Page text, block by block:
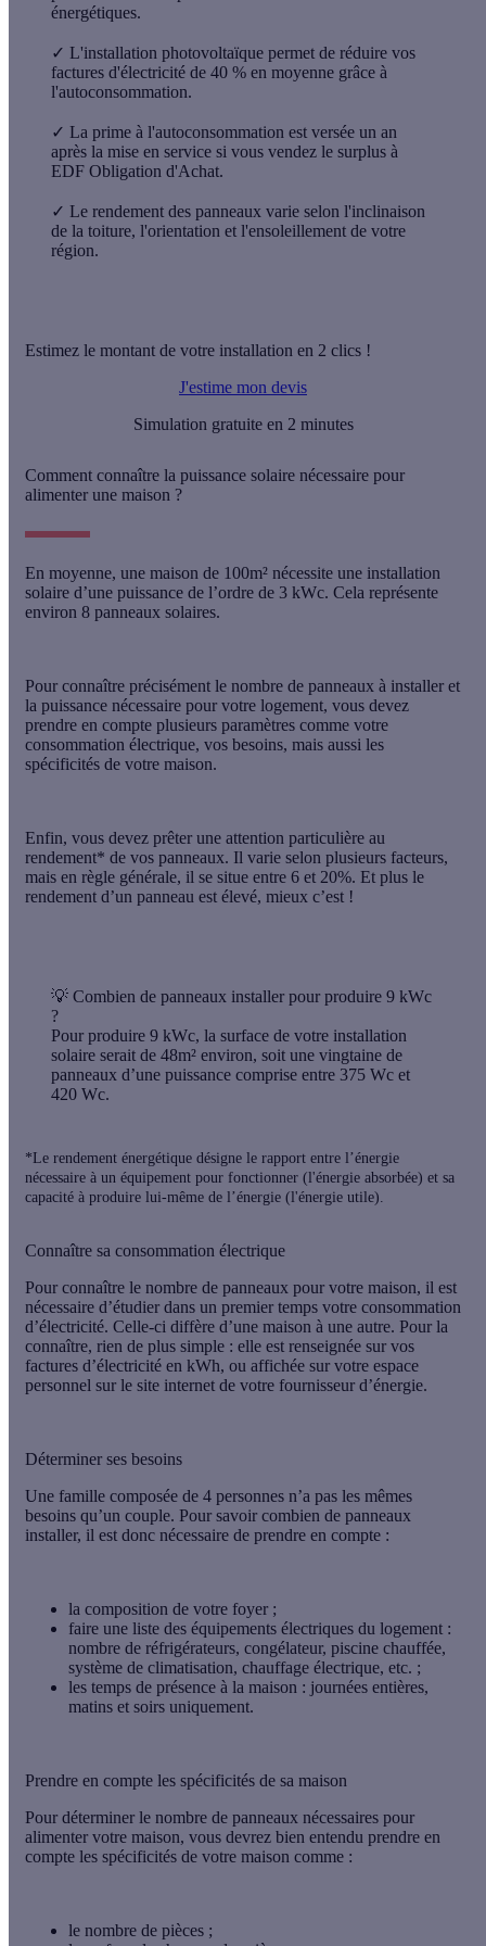
énergétiques.
✓ L'installation photovoltaïque permet de réduire vos
factures d'électricité de 40 % en moyenne grâce à
l'autoconsommation.
✓ La prime à l'autoconsommation est versée un an
après la mise en service si vous vendez le surplus à
EDF Obligation d'Achat.
✓ Le rendement des panneaux varie selon l'inclinaison
de la toiture, l'orientation et l'ensoleillement de votre
région.
Estimez le montant de votre installation en 2 clics !
J'estime mon devis
Simulation gratuite en 2 minutes
Comment connaître la puissance solaire nécessaire pour
alimenter une maison ?
En moyenne, une maison de 100m² nécessite une installation
solaire d’une puissance de l’ordre de 3 kWc. Cela représente
environ 8 panneaux solaires.
Pour connaître précisément le nombre de panneaux à installer et
la puissance nécessaire pour votre logement, vous devez
prendre en compte plusieurs paramètres comme votre
consommation électrique, vos besoins, mais aussi les
spécificités de votre maison.
Enfin, vous devez prêter une attention particulière au
rendement* de vos panneaux. Il varie selon plusieurs facteurs,
mais en règle générale, il se situe entre 6 et 20%. Et plus le
rendement d’un panneau est élevé, mieux c’est !
💡 Combien de panneaux installer pour produire 9 kWc
?
Pour produire 9 kWc, la surface de votre installation
solaire serait de 48m² environ, soit une vingtaine de
panneaux d’une puissance comprise entre 375 Wc et
420 Wc.
*Le rendement énergétique désigne le rapport entre l’énergie
nécessaire à un équipement pour fonctionner (l'énergie absorbée) et sa
capacité à produire lui-même de l’énergie (l'énergie utile).
Connaître sa consommation électrique
Pour connaître le nombre de panneaux pour votre maison, il est
nécessaire d’étudier dans un premier temps votre consommation
d’électricité. Celle-ci diffère d’une maison à une autre. Pour la
connaître, rien de plus simple : elle est renseignée sur vos
factures d’électricité en kWh, ou affichée sur votre espace
personnel sur le site internet de votre fournisseur d’énergie.
Déterminer ses besoins
Une famille composée de 4 personnes n’a pas les mêmes
besoins qu’un couple. Pour savoir combien de panneaux
installer, il est donc nécessaire de prendre en compte :
la composition de votre foyer ;
faire une liste des équipements électriques du logement :
nombre de réfrigérateurs, congélateur, piscine chauffée,
système de climatisation, chauffage électrique, etc. ;
les temps de présence à la maison : journées entières,
matins et soirs uniquement.
Prendre en compte les spécificités de sa maison
Pour déterminer le nombre de panneaux nécessaires pour
alimenter votre maison, vous devrez bien entendu prendre en
compte les spécificités de votre maison comme :
le nombre de pièces ;